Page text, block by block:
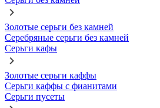
Золотые серьги без камней
Серебряные серьги без камней
Серьги кафы
Золотые серьги каффы
Серьги каффы с фианитами
Серьги пусеты